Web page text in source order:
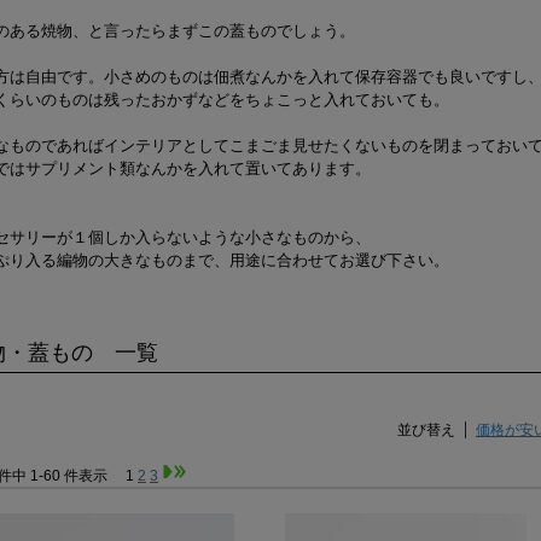
ある焼物、と言ったらまずこの蓋ものでしょう。
は自由です。小さめのものは佃煮なんかを入れて保存容器でも良いですし、
らいのものは残ったおかずなどをちょこっと入れておいても。
ものであればインテリアとしてこまごま見せたくないものを閉まっておいて
はサプリメント類なんかを入れて置いてあります。
サリーが１個しか入らないような小さなものから、
り入る編物の大きなものまで、用途に合わせてお選び下さい。
・蓋もの 一覧
並び替え 価格が安
中 1-60 件表示 1 2 3